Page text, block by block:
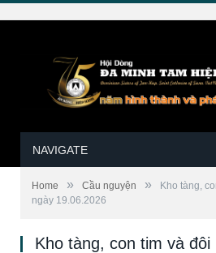
NAVIGATE
Home » Cầu nguyện »
Kho tàng,
ngày 19.06.2026
Kho tàng, con tim và